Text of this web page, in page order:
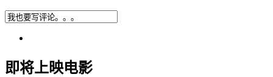
即将上映电影